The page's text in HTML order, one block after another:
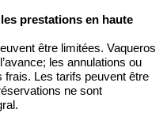
prestations en haute
être limitées. Vaqueros
les annulations ou
frais. Les tarifs peuvent être
ne sont